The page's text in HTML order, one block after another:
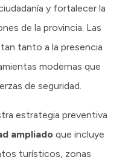
y fortalecer la
de la provincia. Las
tanto a la presencia
modernas que
de seguridad.
estrategia preventiva
ampliado que incluye
turísticos, zonas